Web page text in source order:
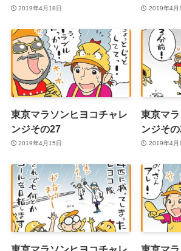
2019年4月18日 2019年4月
東京マラソンヒヨコチャレ
ンジその27
2019年4月15日
東京マ
ンジそ
2019年4月